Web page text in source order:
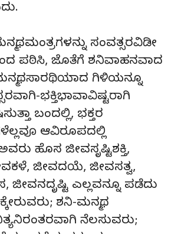
ಸಂವತ್ಸರವಿಡೀ
ಪಠಿಸಿ, ಜೊತೆಗೆ ಶನಿವಾಹನವಾದ
ಗಿಳಿಯನ್ನೂ
ಭಕ್ತಿಭಾವಾವಿಷ್ಟರಾಗಿ
ಬಂದಲ್ಲಿ, ಭಕ್ತರ
ಆವಿರೂಪದಲ್ಲಿ
ಹೊಸ ಜೀವಸೃಷ್ಟಿಶಕ್ತಿ,
ಜೀವದಯೆ, ಜೀವಸತ್ವ,
ಜೀವನದೃಷ್ಟಿ ಎಲ್ಲವನ್ನೂ ಪಡೆದು
ಶನಿ-ಮನ್ಮಥ
ನೆಲಸುವರು;